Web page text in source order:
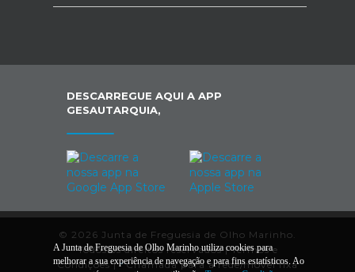
DESCARREGUE AQUI A APP
GESAUTARQUIA,
© 2026 Junta de Freguesia de Olho Marinho.
Todos os direitos reservados |Termos e
Condições|*Chamada para a rede/móvel fixa
A Junta de Freguesia de Olho Marinho utiliza cookies para
melhorar a sua experiência de navegação e para fins estatísticos. Ao